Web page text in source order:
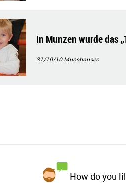
In Munzen wurde das
31/10/10Munshausen
How do you